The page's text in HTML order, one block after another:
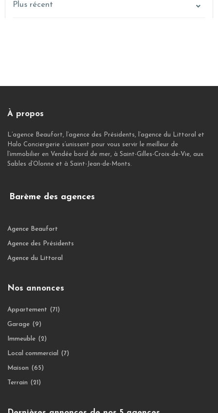
Plus récent
À propos
L’agence Beaufort, l’agence des Présidents, l’agence du Littoral et
Halo Conciergerie s’unissent pour vous servir le meilleur de
l’immobilier en Vendée bord de mer, à Saint-Gilles-Croix-de-Vie, aux
Sables d’Olonne et à Saint-Jean-de-Monts.
Barème des agences
Agence Beaufort
Agence des Présidents
Agence du Littoral
Nos annonces
Appartement (71)
Garage (9)
Immeuble (2)
Local commercial (7)
Maison (65)
Terrain (21)